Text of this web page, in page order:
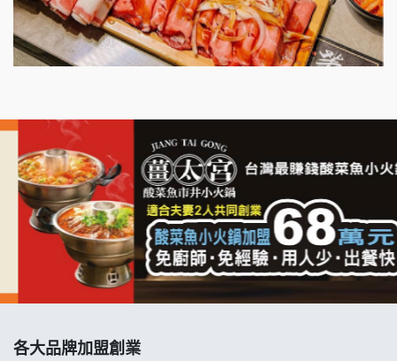
出櫃加盟說明會
千香漢堡加盟說明會
拉亞漢堡加盟說明會
杜芳子古味茶鋪加盟說明會
優握握×酸奶大獅加盟說明會
冬城門加盟說明會
各大品牌加盟創業